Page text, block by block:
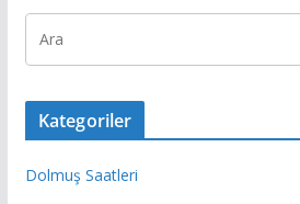
Kategoriler
Dolmuş Saatleri